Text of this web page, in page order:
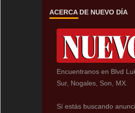
ACERCA DE NUEVO DÍA
Encuentranos en Blvd
Sur, Nogales, Son, MX.
Sí estás buscando